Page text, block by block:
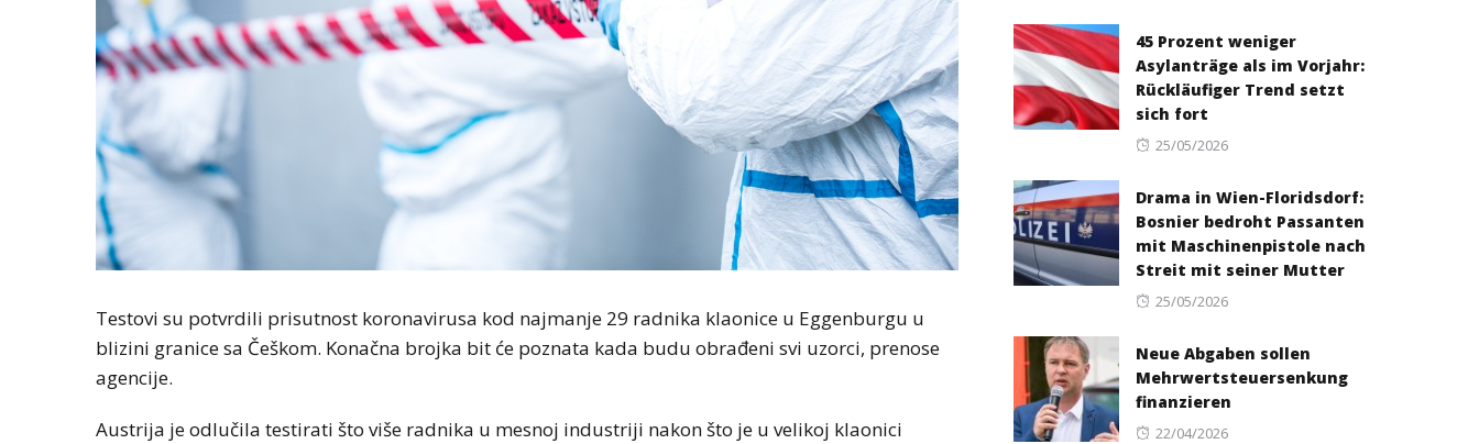
Testovi su potvrdili prisutnost koronavirusa kod najmanje 29 radnika klaonice u Eggenburgu u
blizini granice sa Češkom. Konačna brojka bit će poznata kada budu obrađeni svi uzorci, prenose
agencije.
Austrija je odlučila testirati što više radnika u mesnoj industriji nakon što je u velikoj klaonici
45 Prozent weniger
Asylanträge als im Vorjahr:
Rückläufiger Trend setzt
sich fort
Posted
25/05/2026
Drama in Wien-Floridsdorf:
Bosnier bedroht Passanten
mit Maschinenpistole nach
Streit mit seiner Mutter
Posted
25/05/2026
Neue Abgaben sollen
Mehrwertsteuersenkung
finanzieren
Posted
22/04/2026